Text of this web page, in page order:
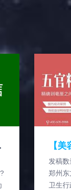
文
发稿
郑州
卫生